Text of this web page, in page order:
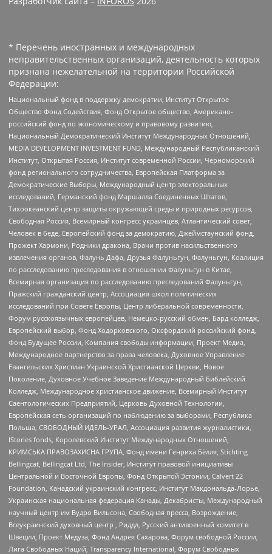
* Перечень иностранных и международных
неправительственных организаций, деятельность которых
признана нежелательной на территории Российской
Федерации:
Национальный фонд в поддержку демократии, Институт Открытое
Общество Фонд Содействия, Фонд Открытое общество, Американо-
российский фонд по экономическому и правовому развитию,
Национальный Демократический Институт Международных Отношений,
MEDIA DEVELOPMENT INVESTMENT FUND, Международный Республиканский
Институт, Открытая Россия, Институт современной России, Черноморский
фонд регионального сотрудничества, Европейская Платформа за
Демократические Выборы, Международный центр электоральных
исследований, Германский фонд Маршалла Соединенных Штатов,
Тихоокеанский центр защиты окружающей среды и природных ресурсов,
Свободная Россия, Всемирный конгресс украинцев, Атлантический совет,
Человек в беде, Европейский фонд за демократию, Джеймстаунский фонд,
Прожект Хармони, Родники дракона, Врачи против насильственного
извлечения органов, Фалунь Дафа, Друзья Фалуньгун, Фалуньгун, Коалиция
по расследованию преследования в отношении Фалуньгун в Китае,
Всемирная организация по расследованию преследований Фалуньгун,
Пражский гражданский центр, Ассоциация школ политических
исследований при Совете Европы, Центр либеральной современности,
Форум русскоязычных европейцев, Немецко-русский обмен, Бард колледж,
Европейский выбор, Фонд Ходорковского, Оксфордский российский фонд,
Фонд Будущее России, Компания свободы информации, Проект Медиа,
Международное партнерство за права человека, Духовное Управление
Евангельских Христиан Украинской Христианской Церкви, Новое
Поколение, Духовное Учебное Заведение Международный Библейский
Колледж, Международное христианское движение, Всемирный Институт
Саентологических Предприятий, Церковь Духовной Технологии,
Европейская сеть организаций по наблюдению за выборами, Республика
Польша, СВОБОДНЫЙ ИДЕЛЬ-УРАЛ, Ассоциация развития журналистики,
IStories fonds, Королевский Институт Международных Отношений,
КРИМСЬКА ПРАВОЗАХИСНА ГРУПА, Фонд имени Генриха Бёлля, Stichting
Bellingcat, Bellingcat Ltd, The Insider, Институт правовой инициативы
Центральной и Восточной Европы, Фонд Открытой Эстонии, Calvert 22
Foundation, Канадский украинский конгресс, Институт Макдональда-Лорье,
Украинская национальная федерация Канады, Декабристы, Международный
научный центр им Вудро Вильсона, Свободная пресса, Возрождение,
Всеукраинский духовный центр , Риддл, Русский антивоенный комитет в
Швеции, Проект Медуза, Фонд Андрея Сахарова, Форум свободной России,
Лига Свободных Наций, Transparеncy International, Форум Свободных